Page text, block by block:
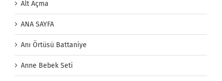
Alt Açma
ANA SAYFA
Anı Örtüsü Battaniye
Anne Bebek Seti